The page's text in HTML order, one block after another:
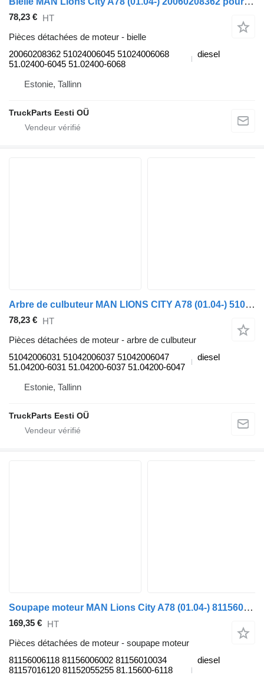
78,23 € HT
Pièces détachées de moteur - bielle
20060208362 51024006045 51024006068
51.02400-6045 51.02400-6068
diesel
Estonie, Tallinn
TruckParts Eesti OÜ
Arbre de culbuteur MAN LIONS CITY A78 (01.04-) 51042006031 pour MAN Lion's bus (1991-)
78,23 € HT
Pièces détachées de moteur - arbre de culbuteur
51042006031 51042006037 51042006047
51.04200-6031 51.04200-6037 51.04200-6047
diesel
Estonie, Tallinn
TruckParts Eesti OÜ
Soupape moteur MAN Lions City A78 (01.04-) 81156006118 pour MAN Lion's bus (1991-)
169,35 € HT
Pièces détachées de moteur - soupape moteur
81156006118 81156006002 81156010034
81157016120 81152055255 81.15600-6118
diesel